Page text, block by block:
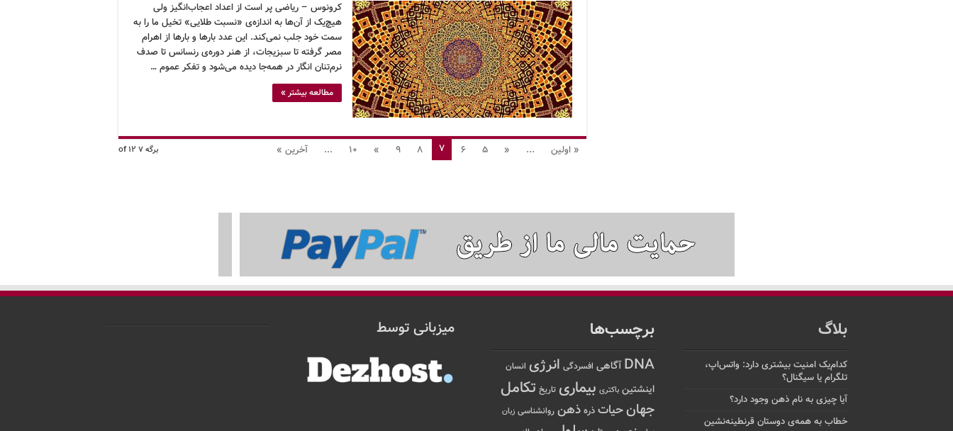
کرونوس – ریاضی پر است از اعداد اعجاب‌انگیز ولی
هیچ‌یک از آن‌ها به اندازه‌ی «نسبت طلایی» تخیل ما را به
سمت خود جلب نمی‌کند. این عدد بارها و بارها از اهرام
مصر گرفته تا سبزیجات، از هنر دوره‌ی رنسانس تا صدف
نرم‌تنان انگار در همه‌جا دیده می‌شود و تفکر عموم …
مطالعه بیشتر »
برگه 7 of 12 « اولین ...
«
5
6
7
8
9
»
10
... آخرین »
بلاگ
کدام‌یک امنیت بیشتری دارد: واتس‌اپ،
تلگرام یا سیگنال؟
آیا چیزی به نام ذهن وجود دارد؟
خطاب به همه‌ی دوستان قرنطینه‌نشین
برچسب‌ها
DNA آگاهی افسردگی انرژی انسان
اینشتین باکتری بیماری تاریخ تکامل
جهانحیات ذره ذهن روانشناسی زبان
میزبانی توسط